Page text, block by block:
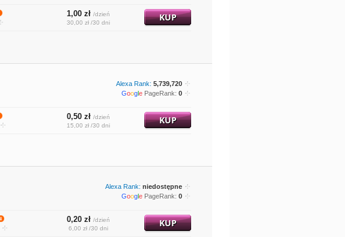
1,00 zł /dzień
30,00 zł /30 dni
KUP
Alexa Rank: 5,739,720
Google PageRank: 0
0,50 zł /dzień
15,00 zł /30 dni
KUP
Alexa Rank: niedostępne
Google PageRank: 0
0,20 zł /dzień
6,00 zł /30 dni
KUP